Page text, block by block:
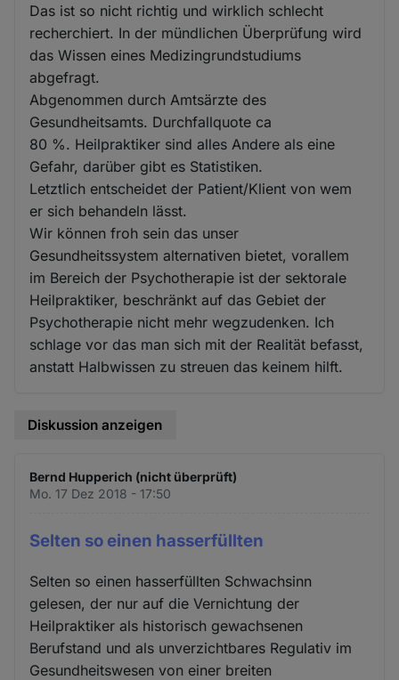
Das ist so nicht richtig und wirklich schlecht
recherchiert. In der mündlichen Überprüfung wird
das Wissen eines Medizingrundstudiums
abgefragt.
Abgenommen durch Amtsärzte des
Gesundheitsamts. Durchfallquote ca
80 %. Heilpraktiker sind alles Andere als eine
Gefahr, darüber gibt es Statistiken.
Letztlich entscheidet der Patient/Klient von wem
er sich behandeln lässt.
Wir können froh sein das unser
Gesundheitssystem alternativen bietet, vorallem
im Bereich der Psychotherapie ist der sektorale
Heilpraktiker, beschränkt auf das Gebiet der
Psychotherapie nicht mehr wegzudenken. Ich
schlage vor das man sich mit der Realität befasst,
anstatt Halbwissen zu streuen das keinem hilft.
Diskussion anzeigen
Bernd Hupperich (nicht überprüft)
Mo. 17 Dez 2018 - 17:50
Selten so einen hasserfüllten
Selten so einen hasserfüllten Schwachsinn
gelesen, der nur auf die Vernichtung der
Heilpraktiker als historisch gewachsenen
Berufstand und als unverzichtbares Regulativ im
Gesundheitswesen von einer breiten